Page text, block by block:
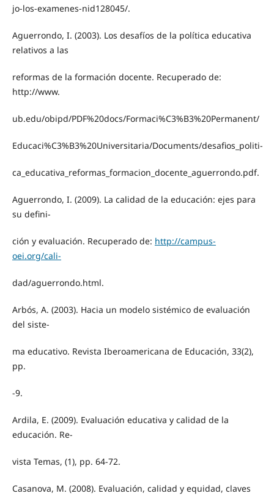
jo-los-examenes-nid128045/.
Aguerrondo, I. (2003). Los desafíos de la política educativa
relativos a las
reformas de la formación docente. Recuperado de:
http://www.
ub.edu/obipd/PDF%20docs/Formaci%C3%B3%20Permanent/
Educaci%C3%B3%20Universitaria/Documents/desafios_politi-
ca_educativa_reformas_formacion_docente_aguerrondo.pdf.
Aguerrondo, I. (2009). La calidad de la educación: ejes para
su defini-
ción y evaluación. Recuperado de: http://campus-
oei.org/cali-
dad/aguerrondo.html.
Arbós, A. (2003). Hacia un modelo sistémico de evaluación
del siste-
ma educativo. Revista Iberoamericana de Educación, 33(2),
pp.
-9.
Ardila, E. (2009). Evaluación educativa y calidad de la
educación. Re-
vista Temas, (1), pp. 64-72.
Casanova, M. (2008). Evaluación, calidad y equidad, claves